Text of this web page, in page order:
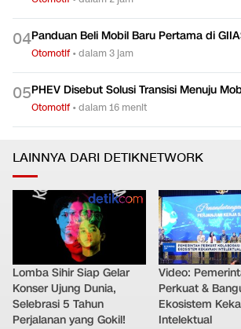
04Panduan Beli Mobil Baru Pertama di
Otomotif•dalam 3 jam
05PHEV Disebut Solusi Transisi Menuju
Otomotif•dalam 16 menit
LAINNYA DARI DETIKNETWORK
Lomba Sihir Siap Gelar
Konser Ujung Dunia,
Selebrasi 5 Tahun
Perjalanan yang Gokil!
Video:
Perkuat &
Ekosistem
Intelektual